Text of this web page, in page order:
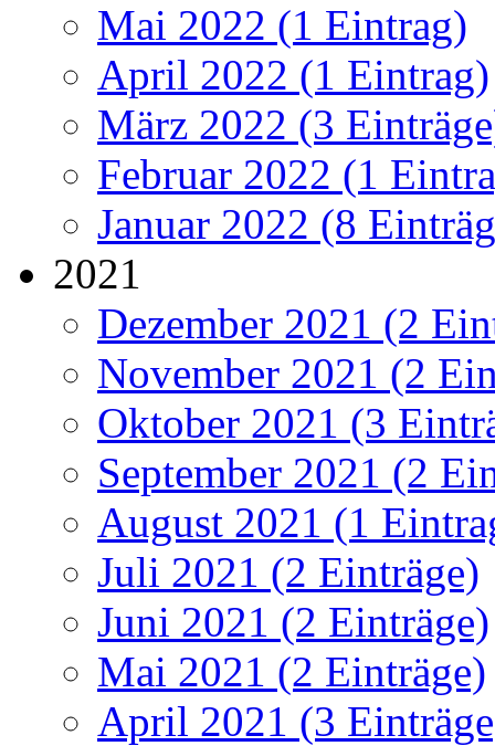
Mai 2022 (1 Eintrag)
April 2022 (1 Eintrag)
März 2022 (3
Februar 2022 (1
Januar 2022 (8
2021
Dezember 2021 (2
November 2021 (2
Oktober 2021 (3
September 2021 (2
August 2021 (1
Juli 2021 (2 Einträge)
Juni 2021 (2 Einträge)
Mai 2021 (2 Einträge)
April 2021 (3